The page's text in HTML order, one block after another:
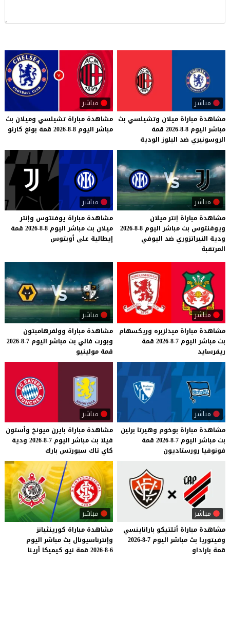
مباشر
مشاهدة مباراة ميلان وتشيلسي بث
مباشر اليوم 8-8-2026
قمة
الروسونيري ضد البلوز الودية
مباشر
مشاهدة مباراة تشيلسي وميلان بث
مباشر اليوم 8-8-2026 قمة بونغ كارنو
مباشر
مشاهدة مباراة إنتر ميلان
ويوفنتوس بث مباشر اليوم 8-8-2026
ودية النيراتزوري ضد اليوفي
المرتقبة
مباشر
مشاهدة مباراة يوفنتوس وإنتر
ميلان بث مباشر اليوم 8-8-2026
قمة
إيطالية على أوبتوس
مباشر
مشاهدة مباراة ميدلزبره وريكسهام
بث مباشر اليوم 7-8-2026
قمة
ريفرسايد
مباشر
مشاهدة مباراة وولفرهامبتون
وبورت فالي بث مباشر اليوم 7-8-2026
قمة مولينيو
مباشر
مشاهدة مباراة بوخوم وهيرتا برلين
بث مباشر اليوم 7-8-2026
قمة
فونوفيا رورستاديون
مباشر
مشاهدة مباراة بايرن ميونخ وأستون
فيلا بث مباشر اليوم 7-8-2026
ودية
كاي تاك سبورتس بارك
مباشر
مشاهدة مباراة أتلتيكو باراناينسي
وفيتوريا بث مباشر اليوم 7-8-2026
قمة باراداو
مباشر
مشاهدة مباراة كورينثيانز
وإنترناسيونال بث مباشر اليوم
6-8-2026
قمة نيو كيميكا أرينا